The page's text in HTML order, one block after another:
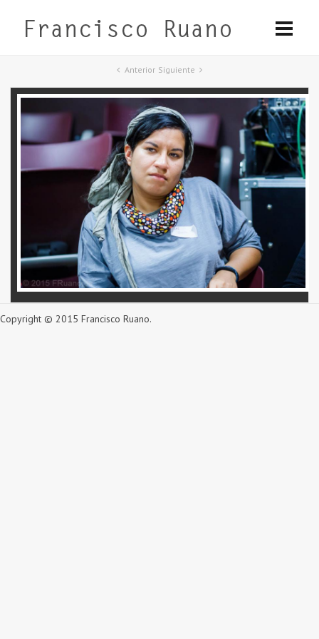
Anterior Siguiente
Copyright © 2015 Francisco Ruano.